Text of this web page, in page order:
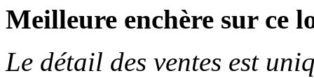
Meilleure enchère sur ce
Le détail des ventes est